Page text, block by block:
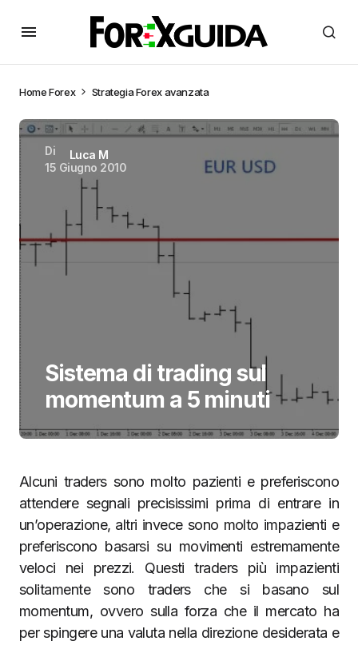
HomeForex Strategia Forex avanzata
Di
Luca M
15 Giugno 2010
Sistema di trading sul
momentum a 5 minuti
Alcuni traders sono molto pazienti e preferiscono
attendere segnali precisissimi prima di entrare in
un’operazione, altri invece sono molto impazienti e
preferiscono basarsi su movimenti estremamente
veloci nei prezzi. Questi traders più impazienti
solitamente sono traders che si basano sul
momentum, ovvero sulla forza che il mercato ha
per spingere una valuta nella direzione desiderata e